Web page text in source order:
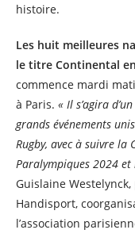
histoire.
Les huit meilleures
le titre Continental
commence mardi
à Paris. « Il s’agira
grands événements
Rugby, avec à suivre la
Paralympiques 2024 et
Guislaine
Handisport,
l’association